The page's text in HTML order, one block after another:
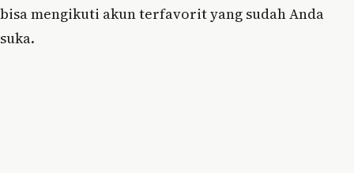
bisa mengikuti akun terfavorit yang sudah Anda
suka.